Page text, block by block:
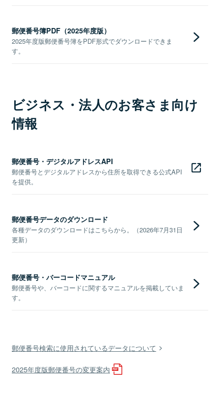
郵便番号簿PDF（2025年度版）
2025年度版郵便番号簿をPDF形式でダウンロードできま
す。
ビジネス・法人のお客さま向け
情報
郵便番号・デジタルアドレスAPI
郵便番号とデジタルアドレスから住所を取得できる公式API
を提供。
郵便番号データのダウンロード
各種データのダウンロードはこちらから。（2026年7月31日
更新）
郵便番号・バーコードマニュアル
郵便番号や、バーコードに関するマニュアルを掲載していま
す。
郵便番号検索に使用されているデータについて
2025年度版郵便番号の変更案内